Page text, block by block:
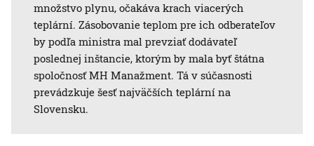
množstvo plynu, očakáva krach viacerých
teplární. Zásobovanie teplom pre ich odberateľov
by podľa ministra mal prevziať dodávateľ
poslednej inštancie, ktorým by mala byť štátna
spoločnosť MH Manažment. Tá v súčasnosti
prevádzkuje šesť najväčších teplární na
Slovensku.